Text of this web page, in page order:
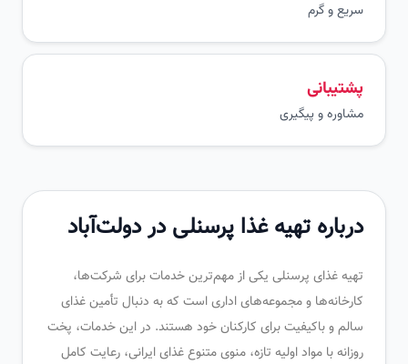
سریع و گرم
پشتیبانی
مشاوره و پیگیری
درباره تهیه غذا پرسنلی در دولت‌آباد
تهیه غذای پرسنلی یکی از مهم‌ترین خدمات برای شرکت‌ها،
کارخانه‌ها و مجموعه‌های اداری است که به دنبال تأمین غذای
سالم و باکیفیت برای کارکنان خود هستند. در این خدمات، پخت
روزانه با مواد اولیه تازه، منوی متنوع غذای ایرانی، رعایت کامل